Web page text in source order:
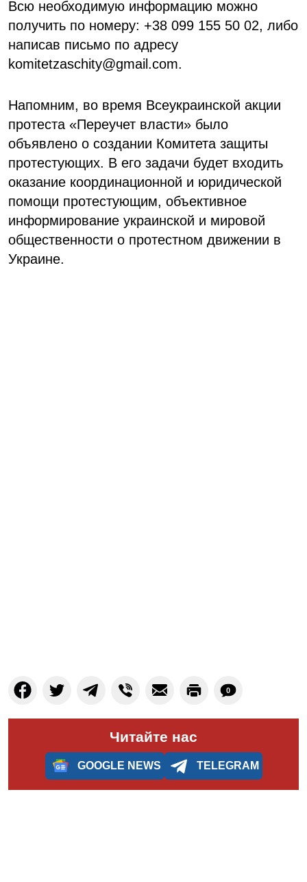
Всю необходимую информацию можно
получить по номеру: +38 099 155 50 02, либо
написав письмо по адресу
komitetzaschity@gmail.com.
Напомним, во время Всеукраинской акции
протеста «Переучет власти» было
объявлено о создании Комитета защиты
протестующих. В его задачи будет входить
оказание координационной и юридической
помощи протестующим, объективное
информирование украинской и мировой
общественности о протестном движении в
Украине.
0
Читайте нас
GOOGLE NEWS TELEGRAM